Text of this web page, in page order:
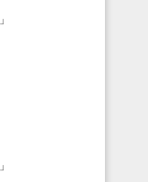
」
」